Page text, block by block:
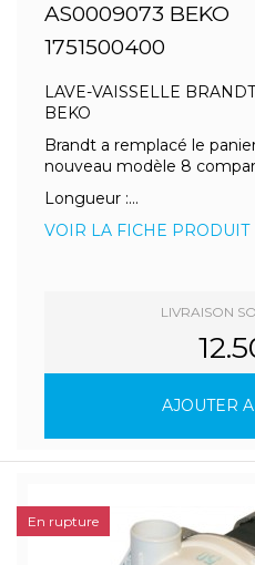
AS0009073 BEKO
1751500400
LAVE-VAISSELLE
BEKO
Brandt a remplacé le
nouveau modèle 8
Longueur :...
VOIR LA FICHE PRODUIT
LIVRAISON
AJOUTER
En rupture